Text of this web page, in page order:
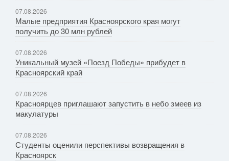
07.08.2026
Малые предприятия Красноярского края могут
получить до 30 млн рублей
07.08.2026
Уникальный музей «Поезд Победы» прибудет в
Красноярский край
07.08.2026
Красноярцев приглашают запустить в небо змеев из
макулатуры
07.08.2026
Студенты оценили перспективы возвращения в
Красноярск